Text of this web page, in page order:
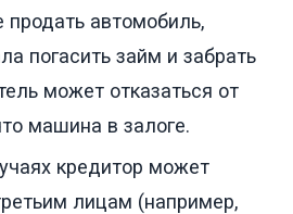
автомобиль,
погасить займ и забрать
может отказаться от
машина в залоге.
кредитор может
лицам (например,